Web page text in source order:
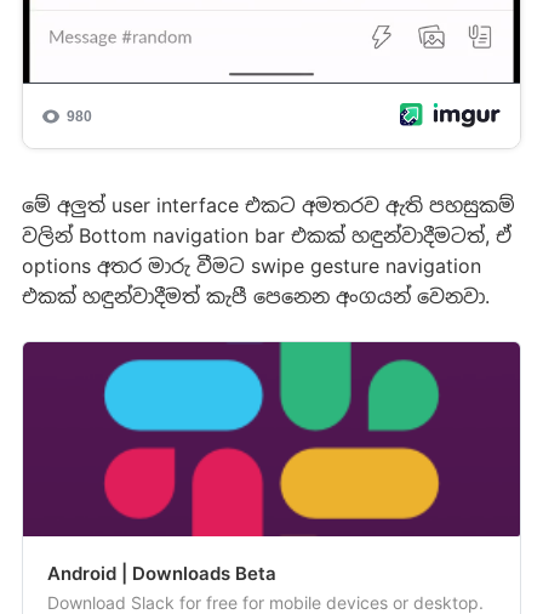
මේ අලුත් user interface එකට අමතරව ඇති පහසුකම්
වලින් Bottom navigation bar එකක් හඳුන්වාදීමටත්, ඒ
options අතර මාරු වීමට swipe gesture navigation
එකක් හඳුන්වාදීමත් කැපී පෙනෙන අංගයන් වෙනවා.
Android | Downloads Beta
Download Slack for free for mobile devices or desktop.